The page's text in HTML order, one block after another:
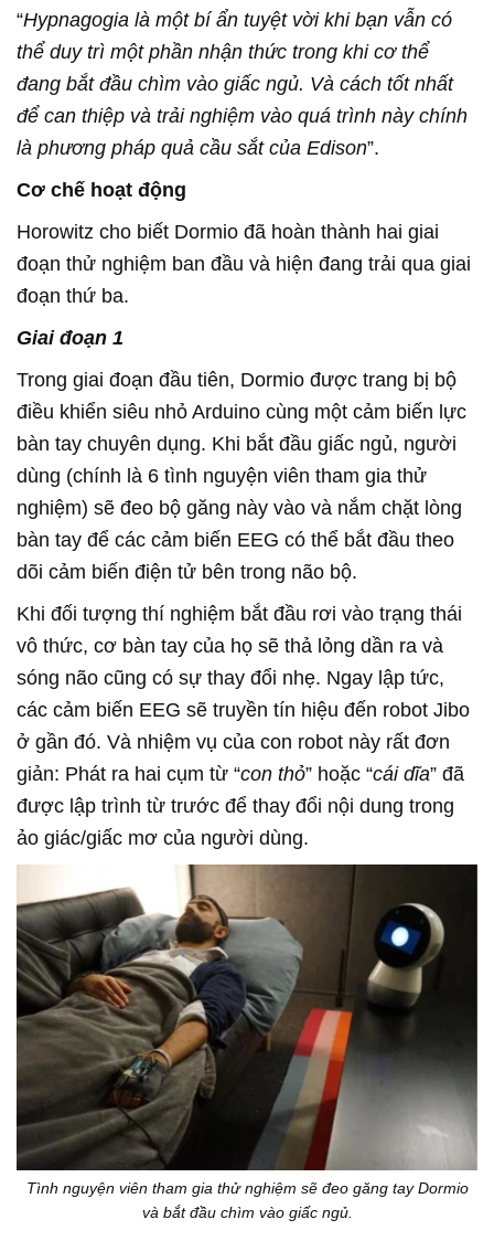
“Hypnagogia là một bí ẩn tuyệt vời khi bạn vẫn có
thể duy trì một phần nhận thức trong khi cơ thể
đang bắt đầu chìm vào giấc ngủ. Và cách tốt nhất
để can thiệp và trải nghiệm vào quá trình này chính
là phương pháp quả cầu sắt của Edison”.
Cơ chế hoạt động
Horowitz cho biết Dormio đã hoàn thành hai giai
đoạn thử nghiệm ban đầu và hiện đang trải qua giai
đoạn thứ ba.
Giai đoạn 1
Trong giai đoạn đầu tiên, Dormio được trang bị bộ
điều khiển siêu nhỏ Arduino cùng một cảm biến lực
bàn tay chuyên dụng. Khi bắt đầu giấc ngủ, người
dùng (chính là 6 tình nguyện viên tham gia thử
nghiệm) sẽ đeo bộ găng này vào và nắm chặt lòng
bàn tay để các cảm biến EEG có thể bắt đầu theo
dõi cảm biến điện tử bên trong não bộ.
Khi đối tượng thí nghiệm bắt đầu rơi vào trạng thái
vô thức, cơ bàn tay của họ sẽ thả lỏng dần ra và
sóng não cũng có sự thay đổi nhẹ. Ngay lập tức,
các cảm biến EEG sẽ truyền tín hiệu đến robot Jibo
ở gần đó. Và nhiệm vụ của con robot này rất đơn
giản: Phát ra hai cụm từ “con thỏ” hoặc “cái dĩa” đã
được lập trình từ trước để thay đổi nội dung trong
ảo giác/giấc mơ của người dùng.
Tình nguyện viên tham gia thử nghiệm sẽ đeo găng tay Dormio
và bắt đầu chìm vào giấc ngủ.